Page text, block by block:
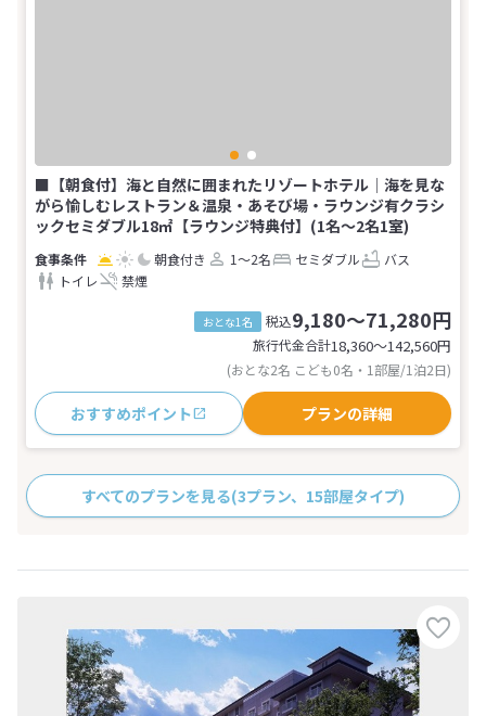
■【朝食付】海と自然に囲まれたリゾートホテル│海を見な
がら愉しむレストラン＆温泉・あそび場・ラウンジ有クラシ
ックセミダブル18㎡【ラウンジ特典付】(1名～2名1室)
朝食付き 1～2名 セミダブル
バス
トイレ
禁煙
おとな1名 税込9,180～71,280円
旅行代金合計18,360〜142,560円
(おとな2名 こども0名・1部屋/1泊2日)
おすすめポイント プランの詳細
すべてのプランを見る(3プラン、15部屋タイプ)